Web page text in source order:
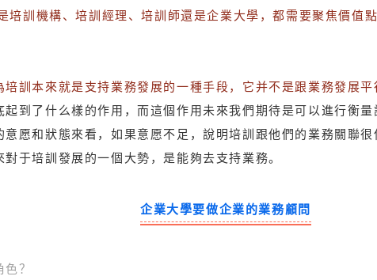
培訓機構、培訓經理、培訓師還是企業大學，都需要聚焦價值
培訓本來就是支持業務發展的一種手段，它并不是跟業務發展
到了什么樣的作用，而這個作用未來我們期待是可以進行衡
愿和狀態來看，如果意愿不足，說明培訓跟他們的業務關聯
于培訓發展的一個大勢，是能夠去支持業務。
企業大學要做企業的業務顧問
？